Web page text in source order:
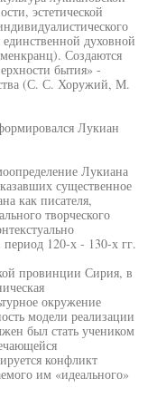
эстетической
единственной духовной
Создаются
бытия» -
(С. С. Хоружий, М.
Лукиан
Лукиана
существенное
как писателя,
творческого
120-х - 130-х гг.
провинции Сирия, в
окружение
модели реализации
был стать учеником
конфликт
им «идеального»